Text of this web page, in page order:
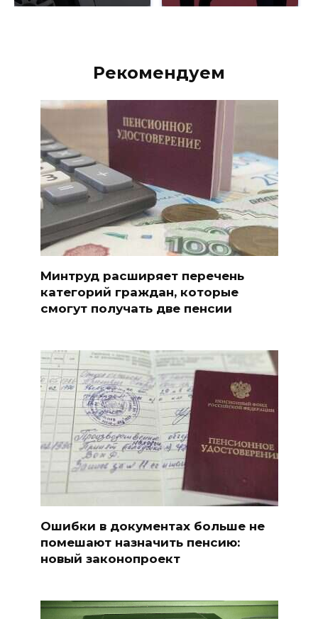
Рекомендуем
Минтруд расширяет перечень
категорий граждан, которые
смогут получать две пенсии
Ошибки в документах больше не
помешают назначить пенсию:
новый законопроект